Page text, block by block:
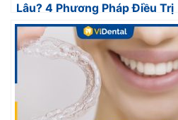
Lâu? 4 Phương Pháp Điều Trị